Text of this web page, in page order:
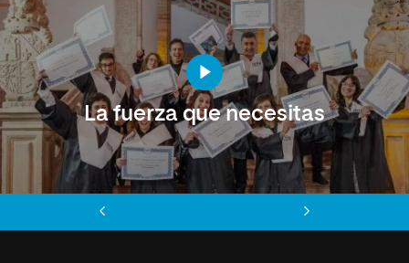
La fuerza que necesitas